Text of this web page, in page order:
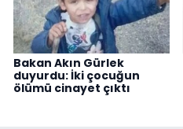
Bakan Akın Gürlek
duyurdu: İki çocuğun
ölümü cinayet çıktı